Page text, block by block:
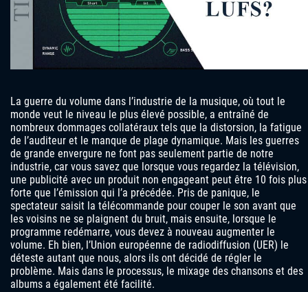
La guerre du volume dans l’industrie de la musique, où tout le
monde veut le niveau le plus élevé possible, a entraîné de
nombreux dommages collatéraux tels que la distorsion, la fatigue
de l’auditeur et le manque de plage dynamique. Mais les guerres
de grande envergure ne font pas seulement partie de notre
industrie, car vous savez que lorsque vous regardez la télévision,
une publicité avec un produit non engageant peut être 10 fois plus
forte que l’émission qui l’a précédée. Pris de panique, le
spectateur saisit la télécommande pour couper le son avant que
les voisins ne se plaignent du bruit, mais ensuite, lorsque le
programme redémarre, vous devez à nouveau augmenter le
volume. Eh bien, l’Union européenne de radiodiffusion (UER) le
déteste autant que nous, alors ils ont décidé de régler le
problème. Mais dans le processus, le mixage des chansons et des
albums a également été facilité.